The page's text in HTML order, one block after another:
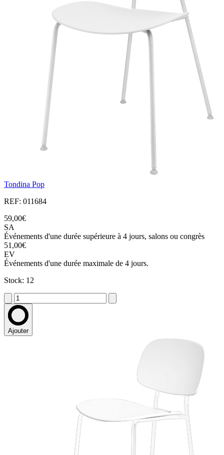
Tondina Pop
REF: 011684
59,00€
SA
Événements d'une durée supérieure à 4 jours, salons ou congrès
51,00€
EV
Événements d'une durée maximale de 4 jours.
Stock: 12
Ajouter